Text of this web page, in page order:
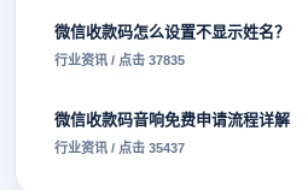
微信收款码怎么设置不显示姓名？
行业资讯 / 点击 37835
微信收款码音响免费申请流程详解
行业资讯 / 点击 35437